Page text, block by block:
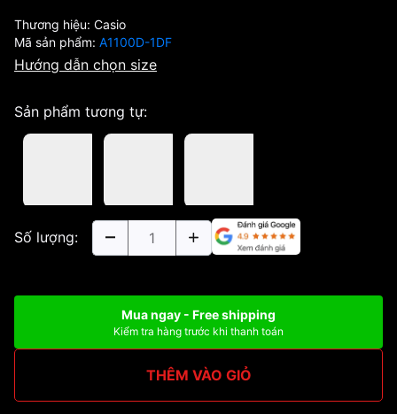
Thương hiệu: Casio
Mã sản phẩm: A1100D-1DF
Hướng dẫn chọn size
Sản phẩm tương tự:
Số lượng:
Mua ngay - Free shipping
Kiểm tra hàng trước khi thanh toán
THÊM VÀO GIỎ